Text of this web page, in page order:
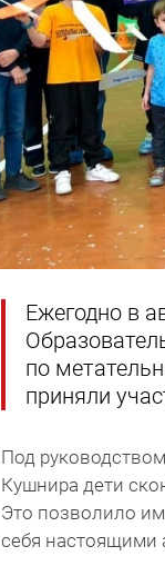
Ежегодно в
по
приняли
Под
Кушнира дети
Это позволило им
себя настоящими